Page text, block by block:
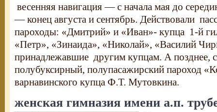
весенняя навигация — с начала мая до
— конец августа и сентябрь. Действовали
пароходы: «Дмитрий» и «Иван»- купца 1-й
«Петр», «Зинаида», «Николай», «Василий
принадлежавшие другим купцам. А позднее,
полубуксирный, полупасажирский пароход
варнавинского купца Ф.Т. Мутовкина.
женская гимназия имени а.п.